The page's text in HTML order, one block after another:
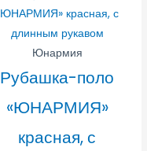
Юнармия
Рубашка-поло
«ЮНАРМИЯ»
красная, с